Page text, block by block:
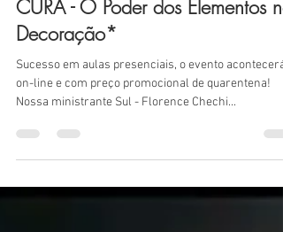
Cristina Amaral
18 de jun. de 2020
1 min de leitura
Artenovasul lança a quarta edição
CURA - O Poder dos Elementos na